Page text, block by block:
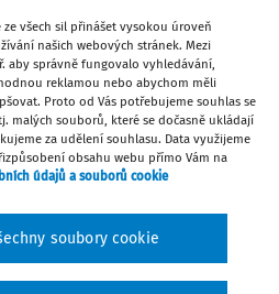
Máte předplatné? Přihlaste
všech sil přinášet vysokou úroveň
našich webových stránek. Mezi
aby správně fungovalo vyhledávání,
reklamou nebo abychom měli
Proto od Vás potřebujeme souhlas se
malých souborů, které se dočasně ukládají
za udělení souhlasu. Data využijeme
obsahu webu přímo Vám na
údajů a souborů cookie
soubory cookie